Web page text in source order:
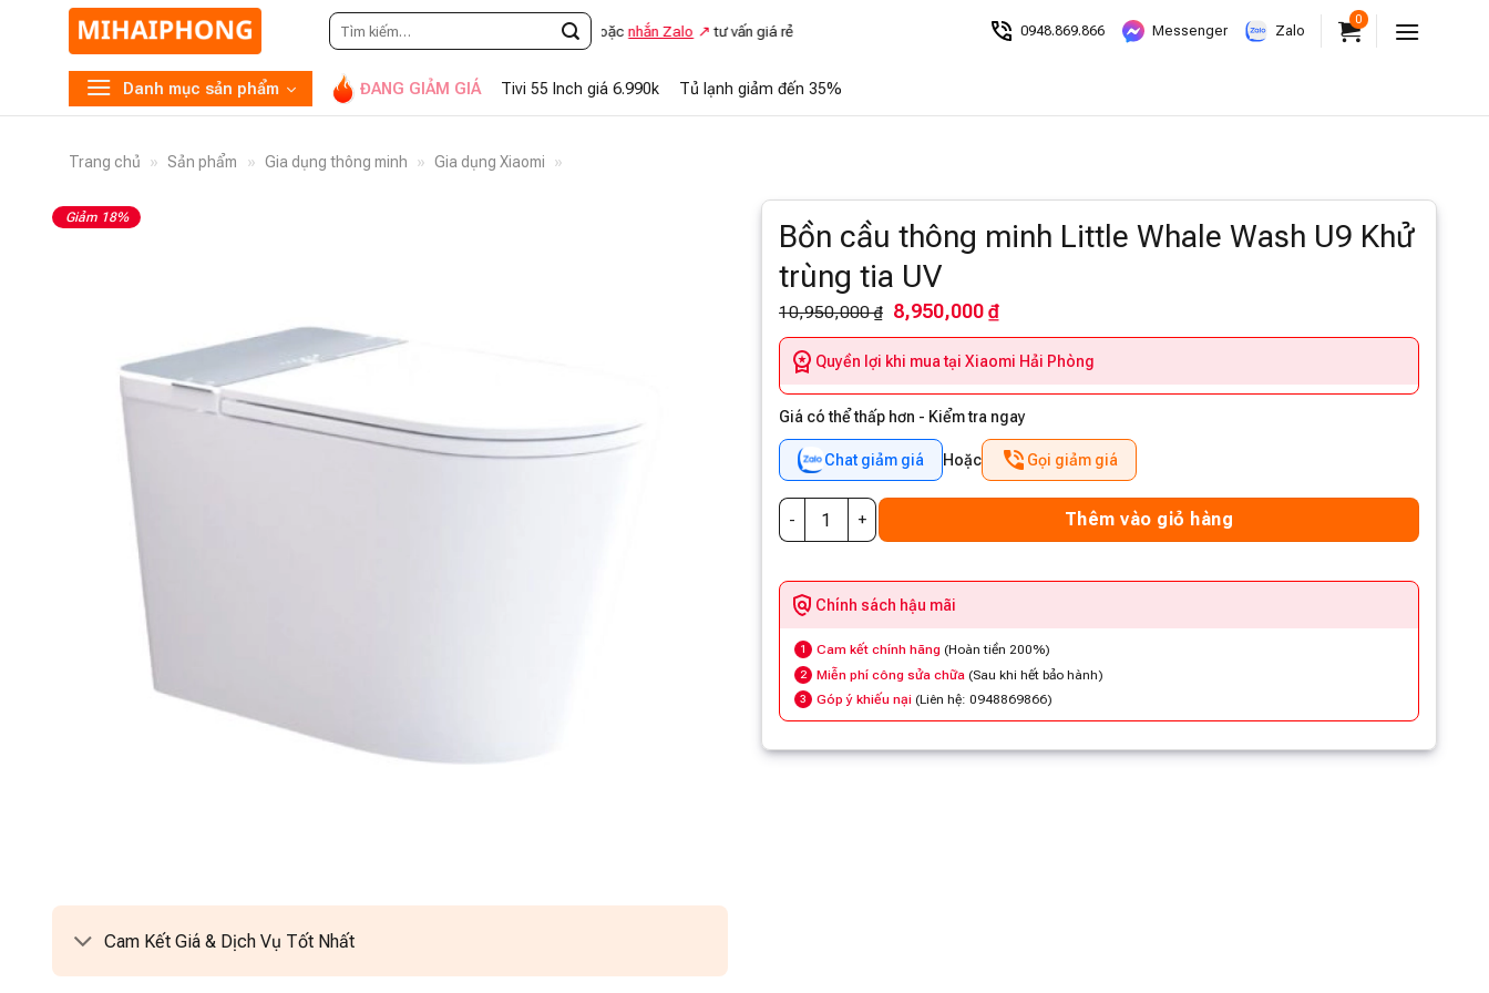
Tìm
kiếm:
Gọi hoặc nhắn Zalo tư vấn giá rẻ 0948.869.866 Messenger Zalo
0
Danh mục sản phẩm ĐANG GIẢM GIÁ Tivi 55 Inch giá 6.990k Tủ lạnh giảm đến 35%
Trang chủ » Sản phẩm » Gia dụng thông minh » Gia dụng Xiaomi »
Giảm 18%
Cam Kết Giá & Dịch Vụ Tốt Nhất
Bồn cầu thông minh Little Whale Wash U9 Khử
trùng tia UV
10,950,000 ₫ 8,950,000 ₫
Quyền lợi khi mua tại Xiaomi Hải Phòng
Giá có thể thấp hơn - Kiểm tra ngay
Chat giảm giá Hoặc Gọi giảm giá
Thêm vào giỏ hàng
Chính sách hậu mãi
1 Cam kết chính hãng (Hoàn tiền 200%)
2 Miễn phí công sửa chữa (Sau khi hết bảo hành)
3 Góp ý khiếu nại (Liên hệ: 0948869866)